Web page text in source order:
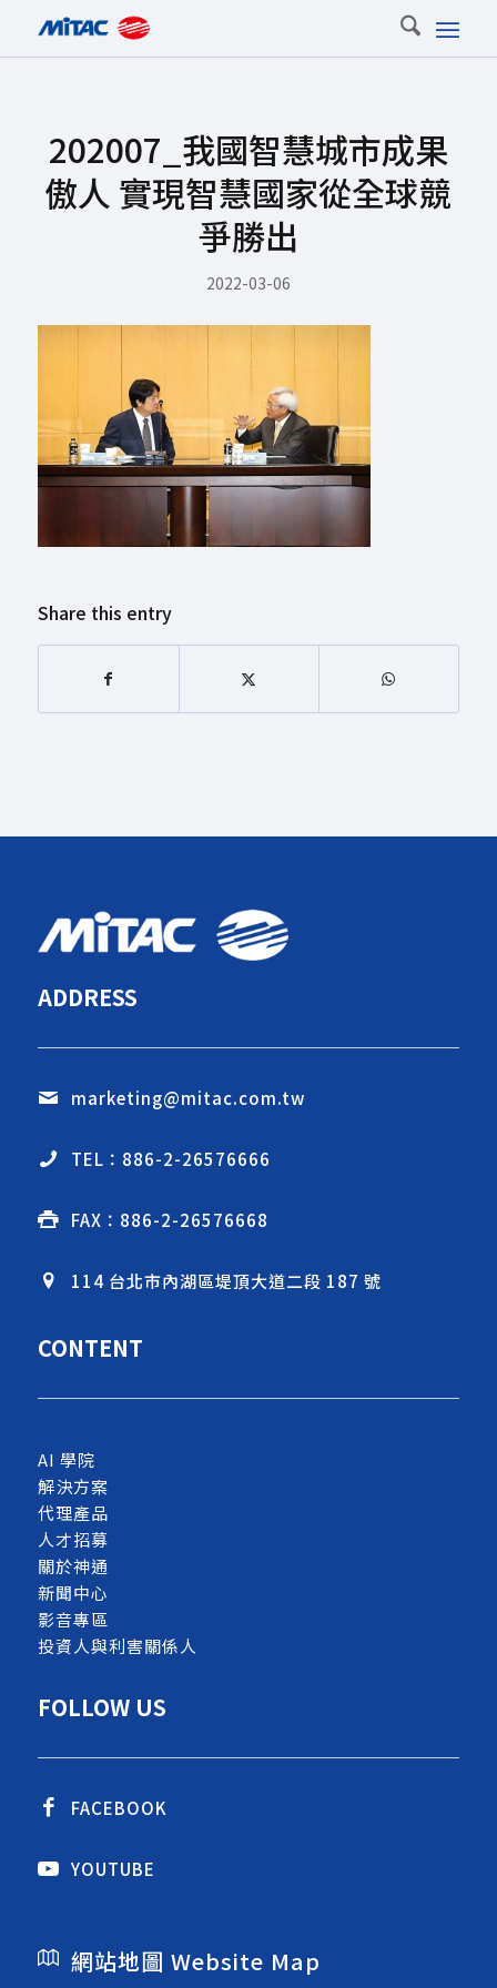
202007_我國智慧城市成果
傲人 實現智慧國家從全球競
爭勝出
2022-03-06
Share this entry
ADDRESS
marketing@mitac.com.tw
TEL：886-2-26576666
FAX：886-2-26576668
114 台北市內湖區堤頂大道二段 187 號
CONTENT
AI 學院
解決方案
代理產品
人才招募
關於神通
新聞中心
影音專區
投資人與利害關係人
FOLLOW US
FACEBOOK
YOUTUBE
網站地圖 Website Map